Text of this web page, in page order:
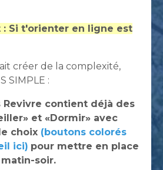
: Si t'orienter en ligne est
créer de la complexité,
SIMPLE :
Revivre contient déjà des
et «Dormir» avec
choix (boutons colorés
ici) pour mettre en place
soir.